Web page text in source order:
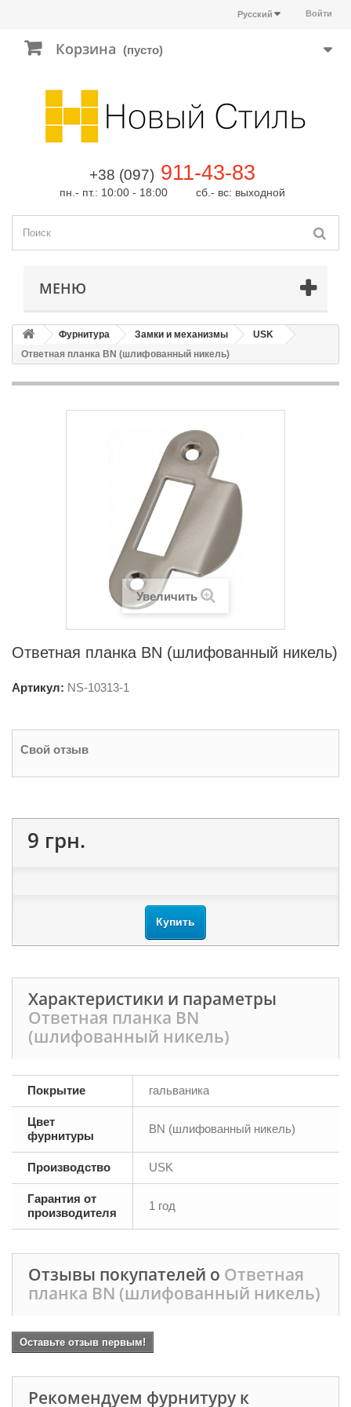
Войти
Русский
Корзина (пусто)
+38 (097) 911-43-83
пн.- пт.: 10:00 - 18:00 сб.- вс: выходной
МЕНЮ
Фурнитура Замки и механизмы
USK
Ответная планка BN (шлифованный никель)
Увеличить
Ответная планка BN (шлифованный никель)
Артикул: NS-10313-1
Свой отзыв
9 грн.
Купить
Характеристики и параметры
Ответная планка BN
(шлифованный никель)
Покрытие гальваника
Цвет
фурнитуры
BN (шлифованный никель)
Производство USK
Гарантия от
производителя
1 год
Отзывы покупателей о Ответная
планка BN (шлифованный никель)
Оставьте отзыв первым!
Рекомендуем фурнитуру к